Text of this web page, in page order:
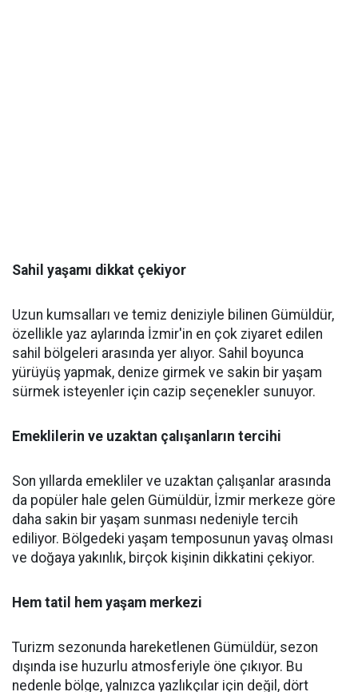
Sahil yaşamı dikkat çekiyor
Uzun kumsalları ve temiz deniziyle bilinen Gümüldür,
özellikle yaz aylarında İzmir'in en çok ziyaret edilen
sahil bölgeleri arasında yer alıyor. Sahil boyunca
yürüyüş yapmak, denize girmek ve sakin bir yaşam
sürmek isteyenler için cazip seçenekler sunuyor.
Emeklilerin ve uzaktan çalışanların tercihi
Son yıllarda emekliler ve uzaktan çalışanlar arasında
da popüler hale gelen Gümüldür, İzmir merkeze göre
daha sakin bir yaşam sunması nedeniyle tercih
ediliyor. Bölgedeki yaşam temposunun yavaş olması
ve doğaya yakınlık, birçok kişinin dikkatini çekiyor.
Hem tatil hem yaşam merkezi
Turizm sezonunda hareketlenen Gümüldür, sezon
dışında ise huzurlu atmosferiyle öne çıkıyor. Bu
nedenle bölge, yalnızca yazlıkçılar için değil, dört